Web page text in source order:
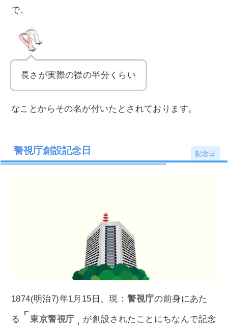
で、
長さが実際の襟の半分くらい
なことからその名が付いたとされております。
警視庁創設記念日 記念日
1874(明治7)年1月15日、現： 警視庁の前身にあた
る 東京警視庁 が創設されたことにちなんで記念